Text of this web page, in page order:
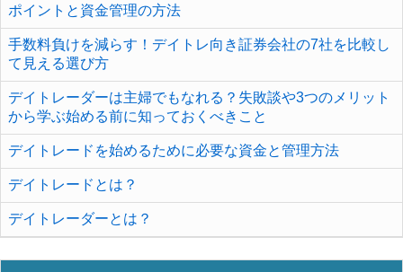
ポイントと資金管理の方法
手数料負けを減らす！デイトレ向き証券会社の7社を比較し
て見える選び方
デイトレーダーは主婦でもなれる？失敗談や3つのメリット
から学ぶ始める前に知っておくべきこと
デイトレードを始めるために必要な資金と管理方法
デイトレードとは？
デイトレーダーとは？